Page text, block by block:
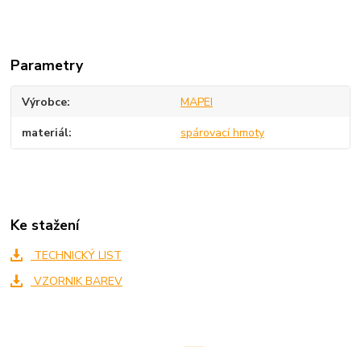
Parametry
Výrobce MAPEI
materiál spárovací hmoty
Ke stažení
TECHNICKÝ LIST
VZORNIK BAREV